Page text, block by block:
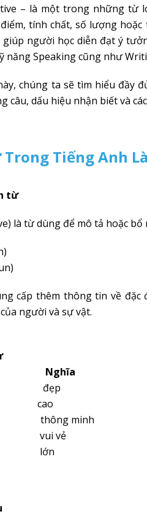
– là một trong những từ
tính chất, số lượng
người học diễn đạt ý
năng Speaking cũng như
chúng ta sẽ tìm hiểu đầy
câu, dấu hiệu nhận biết và
Tiếng Anh
từ
là từ dùng để mô tả hoặc bổ
cấp thêm thông tin về đặc
người và sự vật.
Nghĩa
đẹp
thông minh
vẻ
lớn